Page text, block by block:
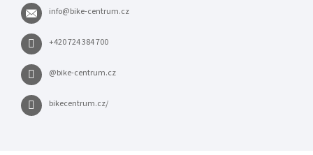
info@bike-centrum.cz
+420 724 384 700
@bike-centrum.cz
bikecentrum.cz/